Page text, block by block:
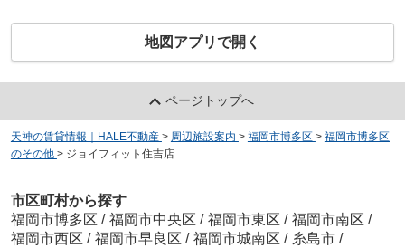
地図アプリで開く
ページトップへ
天神の賃貸情報｜HALE不動産 > 周辺施設案内 > 福岡市博多区 > 福岡市博多区
のその他 > ジョイフィット住吉店
市区町村から探す
福岡市博多区 / 福岡市中央区 / 福岡市東区 / 福岡市南区 /
福岡市西区 / 福岡市早良区 / 福岡市城南区 / 糸島市 /